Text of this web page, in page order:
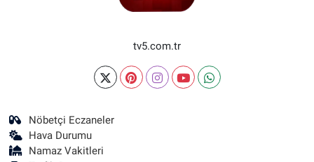
tv5.com.tr
Nöbetçi Eczaneler
Hava Durumu
Namaz Vakitleri